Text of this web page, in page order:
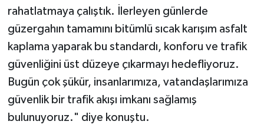
rahatlatmaya çalıştık. İlerleyen günlerde
güzergahın tamamını bitümlü sıcak karışım asfalt
kaplama yaparak bu standardı, konforu ve trafik
güvenliğini üst düzeye çıkarmayı hedefliyoruz.
Bugün çok şükür, insanlarımıza, vatandaşlarımıza
güvenlik bir trafik akışı imkanı sağlamış
bulunuyoruz." diye konuştu.